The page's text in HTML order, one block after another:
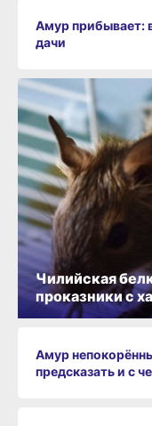
Амур прибывает:
дачи
Амур
предсказать и с
Чилийская
проказники с